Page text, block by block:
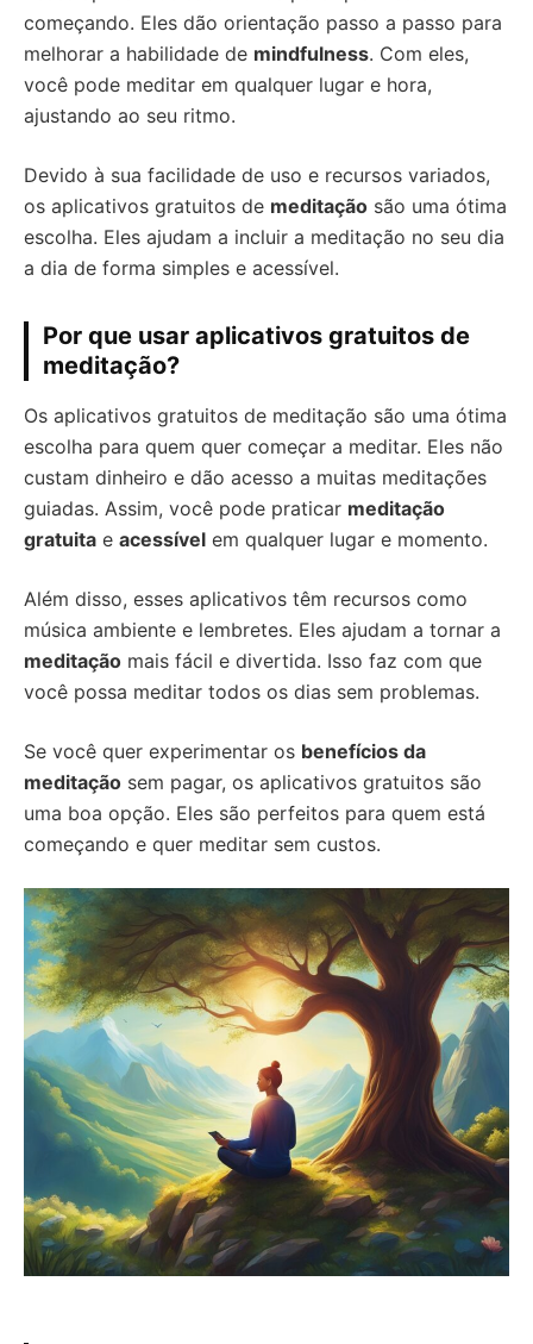
começando. Eles dão orientação passo a passo para
melhorar a habilidade de mindfulness. Com eles,
você pode meditar em qualquer lugar e hora,
ajustando ao seu ritmo.
Devido à sua facilidade de uso e recursos variados,
os aplicativos gratuitos de meditação são uma ótima
escolha. Eles ajudam a incluir a meditação no seu dia
a dia de forma simples e acessível.
Por que usar aplicativos gratuitos de
meditação?
Os aplicativos gratuitos de meditação são uma ótima
escolha para quem quer começar a meditar. Eles não
custam dinheiro e dão acesso a muitas meditações
guiadas. Assim, você pode praticar meditação
gratuita e acessível em qualquer lugar e momento.
Além disso, esses aplicativos têm recursos como
música ambiente e lembretes. Eles ajudam a tornar a
meditação mais fácil e divertida. Isso faz com que
você possa meditar todos os dias sem problemas.
Se você quer experimentar os benefícios da
meditação sem pagar, os aplicativos gratuitos são
uma boa opção. Eles são perfeitos para quem está
começando e quer meditar sem custos.